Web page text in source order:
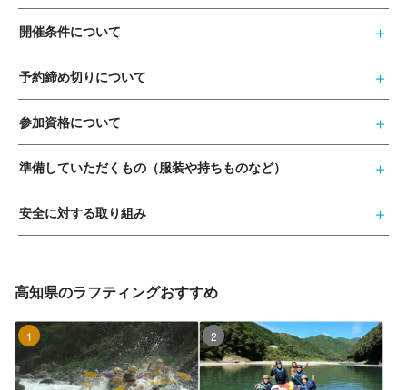
開催条件について
予約締め切りについて
参加資格について
準備していただくもの（服装や持ちものなど）
安全に対する取り組み
高知県のラフティングおすすめ
2位